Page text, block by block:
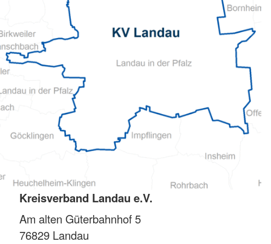
Kreisverband Landau e.V.
Am alten Güterbahnhof 5
76829 Landau